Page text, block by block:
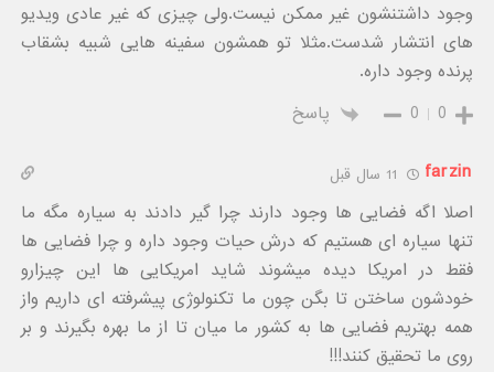
وجود داشتنشون غیر ممکن نیست.ولی چیزی که غیر عادی ویدیو
های انتشار شدست.مثلا تو همشون سفینه هایی شبیه بشقاب
پرنده وجود داره.
0
0 پاسخ
farzin
اصلا اگه فضایی ها وجود دارند چرا گیر دادند به سیاره مگه ما
تنها سیاره ای هستیم که درش حیات وجود داره و چرا فضایی ها
فقط در امریکا دیده میشوند شاید امریکایی ها این چیزارو
خودشون ساختن تا بگن چون ما تکنولوژی پیشرفته ای داریم واز
همه بهتریم فضایی ها به کشور ما میان تا از ما بهره بگیرند و بر
روی ما تحقیق کنند!!!